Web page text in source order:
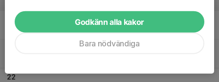
20
Mån
22
Godkänn alla kakor
Bara nödvändiga